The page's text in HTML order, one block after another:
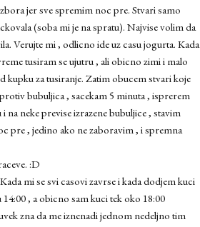
jer sve spremim noc pre. Stvari samo
(soba mi je na spratu). Najvise volim da
Verujte mi , odlicno ide uz casu jogurta. Kada
tusiram se ujutru , ali obicno zimi i malo
kupku za tusiranje. Zatim obucem stvari koje
bubuljica , sacekam 5 minuta , isprerem
neke previse izrazene bubuljice , stavim
pre , jedino ako ne zaboravim , i spremna
:D
mi se svi casovi zavrse i kada dodjem kuci
, a obicno sam kuci tek oko 18:00
zna da me iznenadi jednom nedeljno tim